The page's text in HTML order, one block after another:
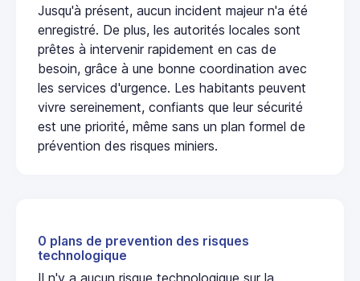
Jusqu'à présent, aucun incident majeur n'a été
enregistré. De plus, les autorités locales sont
prêtes à intervenir rapidement en cas de
besoin, grâce à une bonne coordination avec
les services d'urgence. Les habitants peuvent
vivre sereinement, confiants que leur sécurité
est une priorité, même sans un plan formel de
prévention des risques miniers.
0 plans de prevention des risques
technologique
Il n'y a aucun risque technologique sur la